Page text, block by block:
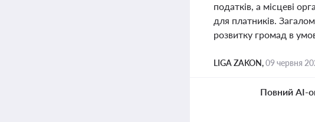
податків, а місцеві
для платників.
розвитку громад в
LIGA ZAKON,09 червня
Повний AI-